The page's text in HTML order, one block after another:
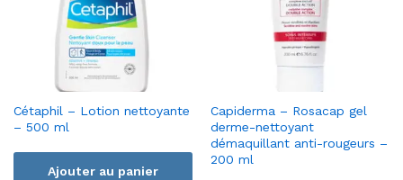
Cétaphil – Lotion nettoyante
– 500 ml
Ajouter au panier
Capiderma – Rosacap gel
derme-nettoyant
démaquillant anti-rougeurs –
200 ml